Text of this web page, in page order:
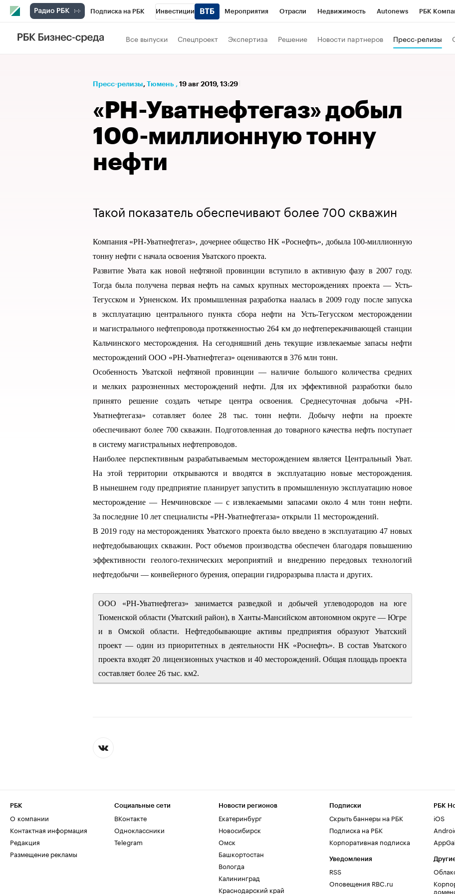
Подписка на РБК Инвестиции Мероприятия Отрасли Недвижимость Autonews РБК
РБК Вино
Проверка контрагентов Экономика Технологии и медиа
Все выпуски Спецпроект Экспертиза Решение Новости партнеров Пресс-релизы
Пресс-релизы⁠, Тюмень , 19 авг 2019, 13:29
«РН-Уватнефтегаз» добыл
100-миллионную тонну
нефти
Такой показатель обеспечивают более 700 скважин
Компания «РН-Уватнефтегаз», дочернее общество НК «Роснефть», добыла 100-миллионную
тонну нефти с начала освоения Уватского проекта.
Развитие Увата как новой нефтяной провинции вступило в активную фазу в 2007 году.
Тогда была получена первая нефть на самых крупных месторождениях проекта — Усть-
Тегусском и Урненском. Их промышленная разработка наалась в 2009 году после запуска
в эксплуатацию центрального пункта сбора нефти на Усть-Тегусском месторождении
и магистрального нефтепровода протяженностью 264 км до нефтеперекачивающей станции
Кальчинского месторождения. На сегодняшний день текущие извлекаемые запасы нефти
месторождений ООО «РН-Уватнефтегаз» оцениваются в 376 млн тонн.
Особенность Уватской нефтяной провинции — наличие большого количества средних
и мелких разрозненных месторождений нефти. Для их эффективной разработки было
принято решение создать четыре центра освоения. Среднесуточная добыча «РН-
Уватнефтегаза» сотавляет более 28 тыс. тонн нефти. Добычу нефти на проекте
обеспечивают более 700 скважин. Подготовленная до товарного качества нефть поступает
в систему магистральных нефтепроводов.
Наиболее перспективным разрабатываемым месторождением является Центральный Уват.
На этой территории открываются и вводятся в эксплуатацию новые месторождения.
В нынешнем году предприятие планирует запустить в промышленную эксплуатацию новое
месторождение — Немчиновское — с извлекаемыми запасами около 4 млн тонн нефти.
За последние 10 лет специалисты «РН-Уватнефтегаза» открыли 11 месторождений.
В 2019 году на месторождениях Уватского проекта было введено в эксплуатацию 47 новых
нефтедобывающих скважин. Рост объемов производства обеспечен благодаря повышению
эффективности геолого-технических мероприятий и внедрению передовых технологий
нефтедобычи — конвейерного бурения, операции гидроразрыва пласта и других.
ООО «РН-Уватнефтегаз» занимается разведкой и добычей углеводородов на юге
Тюменской области (Уватский район), в Ханты-Мансийском автономном округе — Югре
и в Омской области. Нефтедобывающие активы предприятия образуют Уватский
проект — один из приоритетных в деятельности НК «Роснефть». В состав Уватского
проекта входят 20 лицензионных участков и 40 месторождений. Общая площадь проекта
составляет более 26 тыс. км2.
РБК
О компании
Контактная информация
Редакция
Размещение рекламы
Социальные сети
ВКонтакте
Одноклассники
Telegram
Новости регионов
Екатеринбург
Новосибирск
Омск
Башкортостан
Вологда
Калининград
Краснодарский край
Подписки
Скрыть баннеры на РБК
Подписка на РБК
Корпоративная подписка
Уведомления
RSS
Оповещения RBC.ru
РБК
iOS